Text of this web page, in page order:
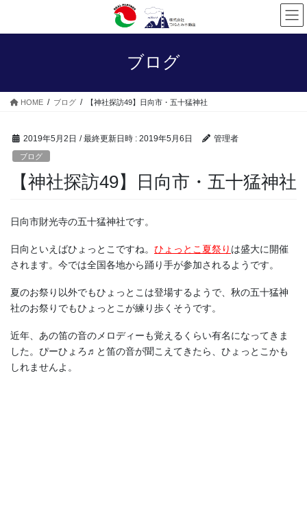
テ
ス
ゲ
ン
ブログ
HOME ブログ 【神社探訪49】日向市・五十猛神社
2019年5月2日 / 最終更新日時 : 2019年5月6日 管理者
ブログ
【神社探訪49】日向市・五十猛神社
日向市財光寺の五十猛神社です。
日向といえばひょっとこですね。 ひょっとこ夏祭り は盛大に開催
されます。今では全国各地から踊り手が参加されるようです。
夏のお祭り以外でもひょっとこは登場するようで、秋の五十猛神
社のお祭りでもひょっとこが練り歩くそうです。
近年、あの笛の音のメロディーも覚えるくらい有名になってきま
した。ぴーひょろ♬と笛の音が聞こえてきたら、ひょっとこかも
しれませんよ。